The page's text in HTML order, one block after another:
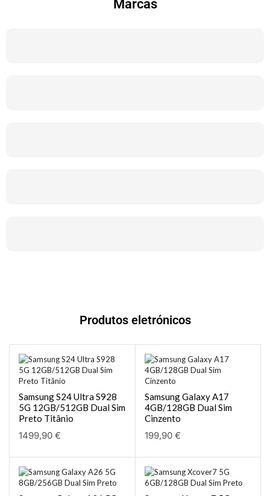
Marcas
Produtos eletrónicos
Samsung S24 Ultra S928
5G 12GB/512GB Dual Sim
Preto Titânio
1499,90 €
Samsung Galaxy A17
4GB/128GB Dual Sim
Cinzento
199,90 €